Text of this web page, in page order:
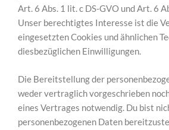
Art. 6 Abs. 1 lit. c DS-GVO und Art. 6
Unser berechtigtes Interesse ist die
eingesetzten Cookies und ähnlichen
diesbezüglichen Einwilligungen.
Die Bereitstellung der
weder vertraglich vorgeschrieben
eines Vertrages notwendig. Du bist
personenbezogenen Daten